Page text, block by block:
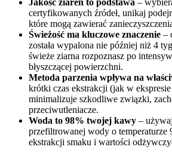
Jakość ziaren to podstawa –
certyfikowanych źródeł, unikaj
które mogą zawierać
Świeżość ma kluczowe znaczenie –
została wypalona nie później niż 4
świeże ziarna rozpoznasz po
błyszczącej powierzchni.
Metoda parzenia wpływa na
krótki czas ekstrakcji (jak w
minimalizuje szkodliwe związki,
przeciwutleniacze.
Woda to 98% twojej kawy –
przefiltrowanej wody o temperaturze
ekstrakcji smaku i wartości